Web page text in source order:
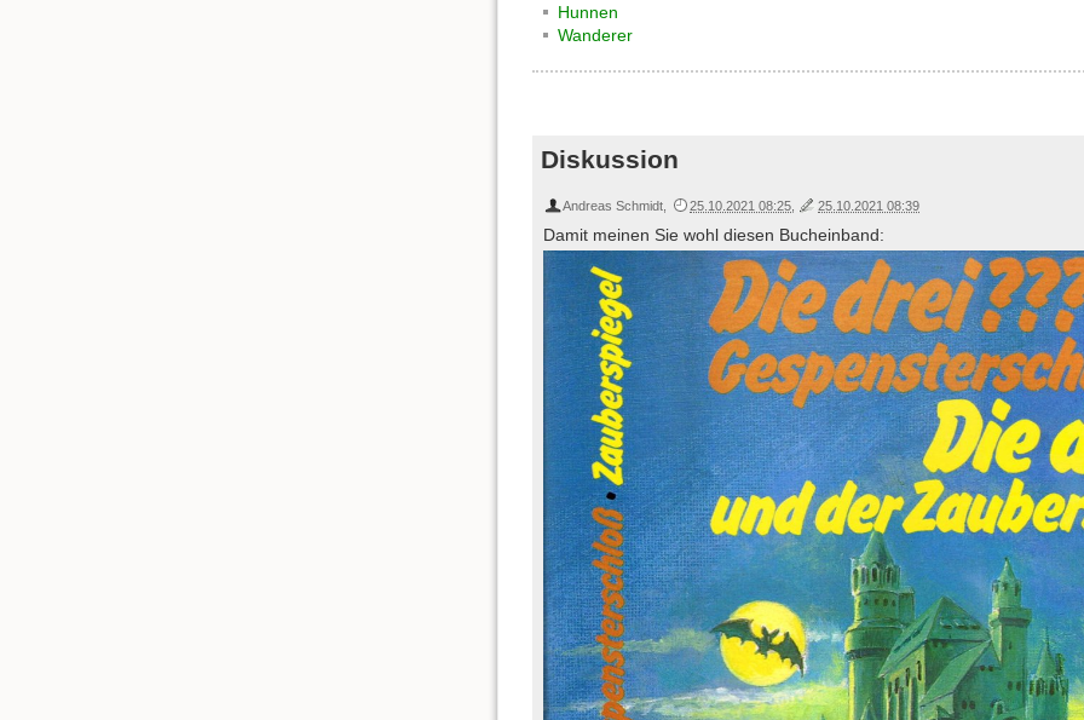
Hunnen
Wanderer
Diskussion
Andreas Schmidt 25.10.2021 08:25 25.10.2021 08:39
Damit meinen Sie wohl diesen Bucheinband: